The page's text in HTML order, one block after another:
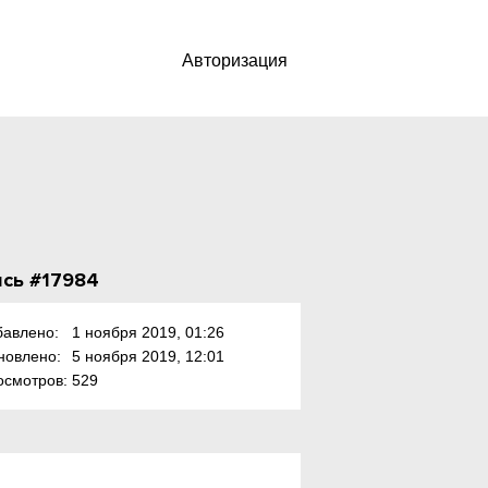
Авторизация
#17984
1 ноября 2019, 01:26
5 ноября 2019, 12:01
529